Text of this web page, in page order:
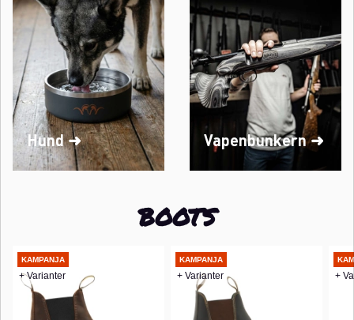
Hund ➜ Vapenbunkern ➜
BOOTS
KAMPANJA
+ Varianter
KAMPANJA
+ Varianter +